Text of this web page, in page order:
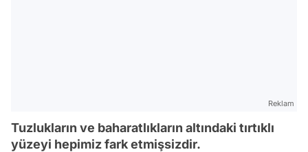
Reklam
Tuzlukların ve baharatlıkların altındaki tırtıklı
yüzeyi hepimiz fark etmişsizdir.